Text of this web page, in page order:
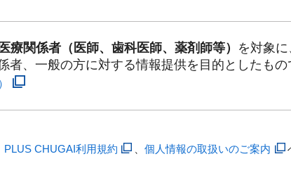
療関係者（医師、歯科医師、薬剤師等） を対象
、一般の方に対する情報提供を目的としたもの
PLUS CHUGAI利用規約 、個人情報の取扱いのご案内